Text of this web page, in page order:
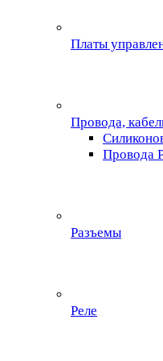
Платы
Провода,
Провода
Разъемы
Реле